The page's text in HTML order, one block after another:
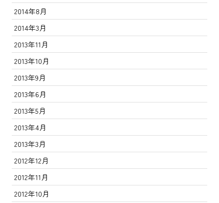
2014年8月
2014年3月
2013年11月
2013年10月
2013年9月
2013年6月
2013年5月
2013年4月
2013年3月
2012年12月
2012年11月
2012年10月